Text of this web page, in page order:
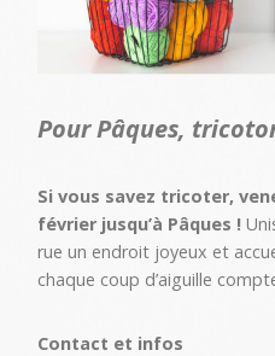
Pour Pâques,
Si vous savez tricoter,
février jusqu’à Pâques !
rue un endroit joyeux et
chaque coup d’aiguille
Contact et infos